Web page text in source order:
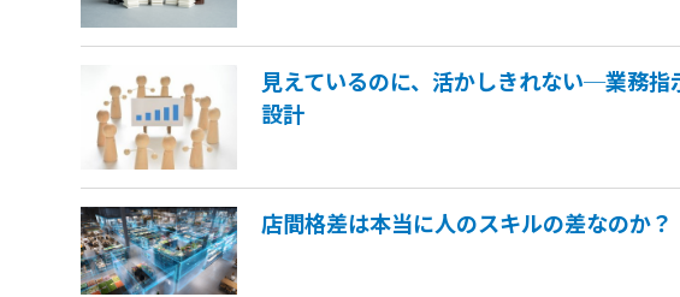
見えているのに、活かしきれない─業務
設計
店間格差は本当に人のスキルの差なのか？